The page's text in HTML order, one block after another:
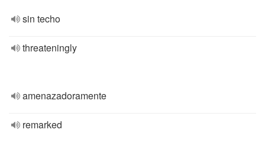
sin techo
threateningly
amenazadoramente
remarked